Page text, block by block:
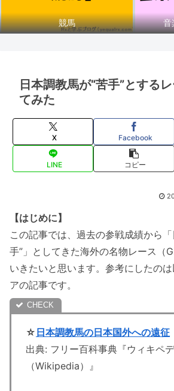
競馬 音
日本調教馬が“苦手”とする
てみた
X Facebook
LINE コピー
【はじめに】
この記事では、過去の参戦成績から
手”」としてきた海外の名物レース（
いきたいと思います。参考にしたの
アの記事です。
☆ 日本調教馬の日本国外への遠征
出典: フリー百科事典『ウィキペ
（Wikipedia）』